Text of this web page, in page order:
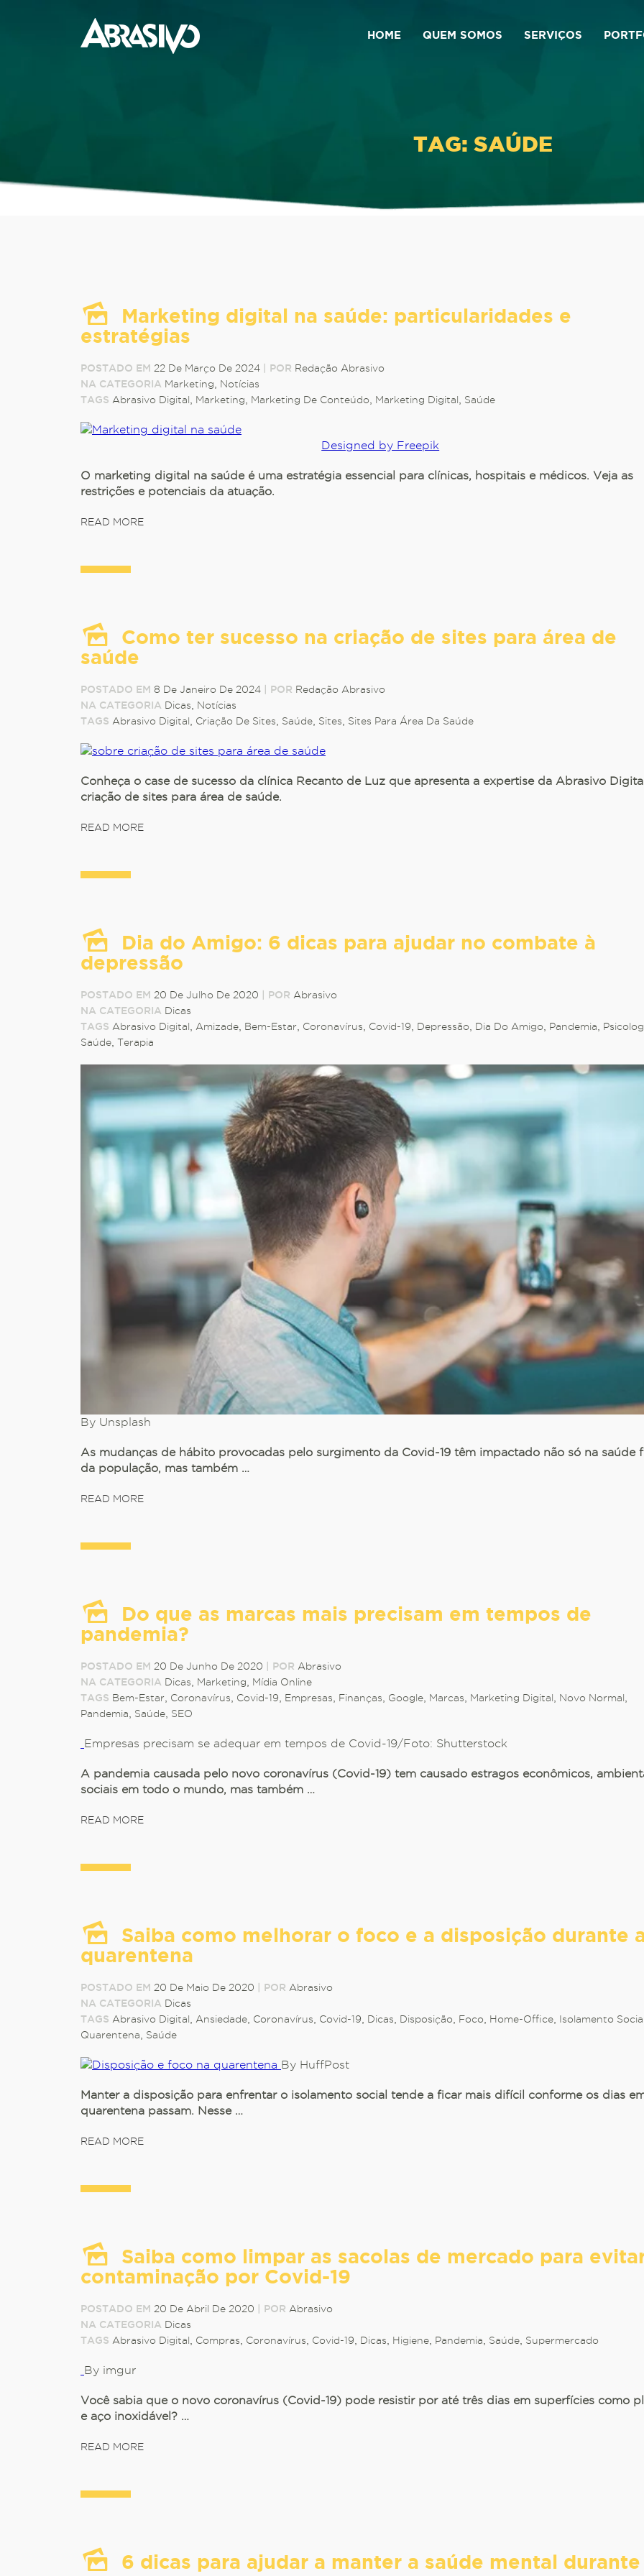
HOME QUEM SOMOS SERVIÇOS
TAG: SAÚDE
Marketing digital na saúde: particularidades e
estratégias
POSTADO EM 22 De Março De 2024 POR Redação Abrasivo
NA CATEGORIA Marketing
Notícias
TAGS Abrasivo Digital Marketing Marketing De Conteúdo Marketing Digital Saúde
Designed by Freepik
O marketing digital na saúde é uma estratégia essencial para clínicas, hospitais e médicos. Veja as
restrições e potenciais da atuação.
READ MORE
Como ter sucesso na criação de sites para área de
saúde
POSTADO EM 8 De Janeiro De 2024 POR Redação Abrasivo
NA CATEGORIA Dicas
Notícias
TAGS Abrasivo Digital Criação De Sites Saúde Sites Sites Para Área Da Saúde
Conheça o case de sucesso da clínica Recanto de Luz que apresenta a expertise da Abrasivo
criação de sites para área de saúde.
READ MORE
Dia do Amigo: 6 dicas para ajudar no combate à
depressão
POSTADO EM 20 De Julho De 2020 POR Abrasivo
NA CATEGORIA Dicas
TAGS Abrasivo Digital Amizade Bem-Estar Coronavírus Covid-19 Depressão Dia Do Amigo Pandemia
Saúde Terapia
By Unsplash
As mudanças de hábito provocadas pelo surgimento da Covid-19 têm impactado não só na saúde
da população, mas também …
READ MORE
Do que as marcas mais precisam em tempos de
pandemia?
POSTADO EM 20 De Junho De 2020 POR Abrasivo
NA CATEGORIA Dicas Marketing
Mídia Online
TAGS Bem-Estar Coronavírus Covid-19 Empresas Finanças Google Marcas Marketing Digital Novo Normal
Pandemia
Saúde SEO
Empresas precisam se adequar em tempos de Covid-19/Foto: Shutterstock
A pandemia causada pelo novo coronavírus (Covid-19) tem causado estragos econômicos,
sociais em todo o mundo, mas também …
READ MORE
Saiba como melhorar o foco e a disposição durante
quarentena
POSTADO EM 20 De Maio De 2020 POR Abrasivo
NA CATEGORIA Dicas
TAGS Abrasivo Digital Ansiedade Coronavírus Covid-19 Dicas Disposição Foco Home-Office Isolamento
Quarentena
Saúde
By HuffPost
Manter a disposição para enfrentar o isolamento social tende a ficar mais difícil conforme os dias
quarentena passam. Nesse …
READ MORE
Saiba como limpar as sacolas de mercado para
contaminação por Covid-19
POSTADO EM 20 De Abril De 2020 POR Abrasivo
NA CATEGORIA Dicas
TAGS Abrasivo Digital Compras Coronavírus Covid-19 Dicas Higiene Pandemia Saúde Supermercado
By imgur
Você sabia que o novo coronavírus (Covid-19) pode resistir por até três dias em superfícies como
e aço inoxidável? …
READ MORE
6 dicas para ajudar a manter a saúde mental durante